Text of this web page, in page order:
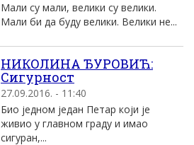
Мали су мали, велики су велики.
Мали би да буду велики. Велики не...
НИКОЛИНА ЂУРОВИЋ:
Сигурност
27.09.2016. - 11:40
Био једном један Петар који је
живио у главном граду и имао
сигуран,...